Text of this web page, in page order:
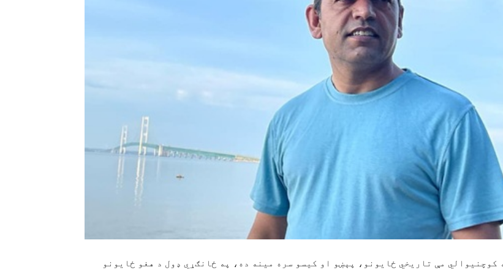
کوچنیوالي مې تاریخي ځایونو، پېښو او کیسو سره مینه ده، په ځانګړي ډول د هغو ځایونو